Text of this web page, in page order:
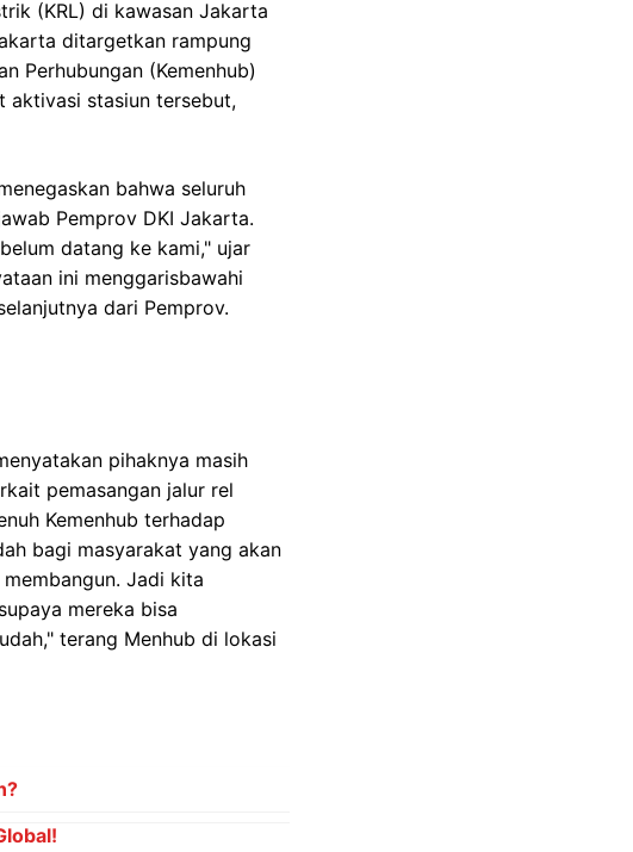
(KRL) di kawasan Jakarta
ditargetkan rampung
Perhubungan (Kemenhub)
aktivasi stasiun tersebut,
bahwa seluruh
Pemprov DKI Jakarta.
datang ke kami," ujar
ini menggarisbawahi
dari Pemprov.
pihaknya masih
pemasangan jalur rel
Kemenhub terhadap
bagi masyarakat yang akan
Jadi kita
mereka bisa
terang Menhub di lokasi